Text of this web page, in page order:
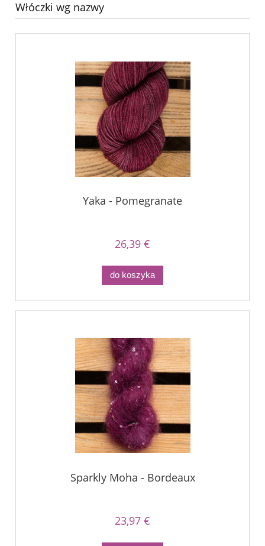
Włóczki wg nazwy
Yaka - Pomegranate
26,39 €
do koszyka
Sparkly Moha - Bordeaux
23,97 €